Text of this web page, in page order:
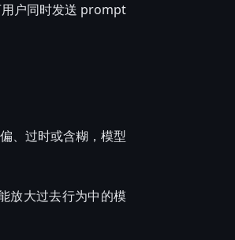
用户同时发送 prompt
、过时或含糊，模型
放大过去行为中的模